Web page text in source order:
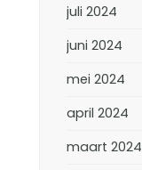
juli 2024
juni 2024
mei 2024
april 2024
maart 2024